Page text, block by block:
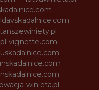
pl-vignette.com
winieta.pl